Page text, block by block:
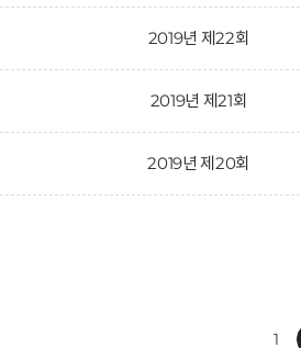
2019년 제22회
2019년 제21회
2019년 제20회
1